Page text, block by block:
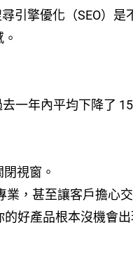
引擎優化（SEO）
一年內平均下降了
視窗。
，甚至讓客戶擔心
好產品根本沒機會出